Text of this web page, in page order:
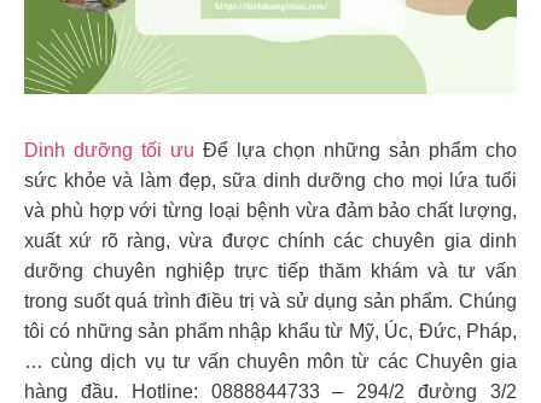
Dinh dưỡng tối ưu Để lựa chọn những sản phẩm cho
sức khỏe và làm đẹp, sữa dinh dưỡng cho mọi lứa tuổi
và phù hợp với từng loại bệnh vừa đảm bảo chất lượng,
xuất xứ rõ ràng, vừa được chính các chuyên gia dinh
dưỡng chuyên nghiệp trực tiếp thăm khám và tư vấn
trong suốt quá trình điều trị và sử dụng sản phẩm. Chúng
tôi có những sản phẩm nhập khẩu từ Mỹ, Úc, Đức, Pháp,
… cùng dịch vụ tư vấn chuyên môn từ các Chuyên gia
hàng đầu. Hotline: 0888844733 – 294/2 đường 3/2